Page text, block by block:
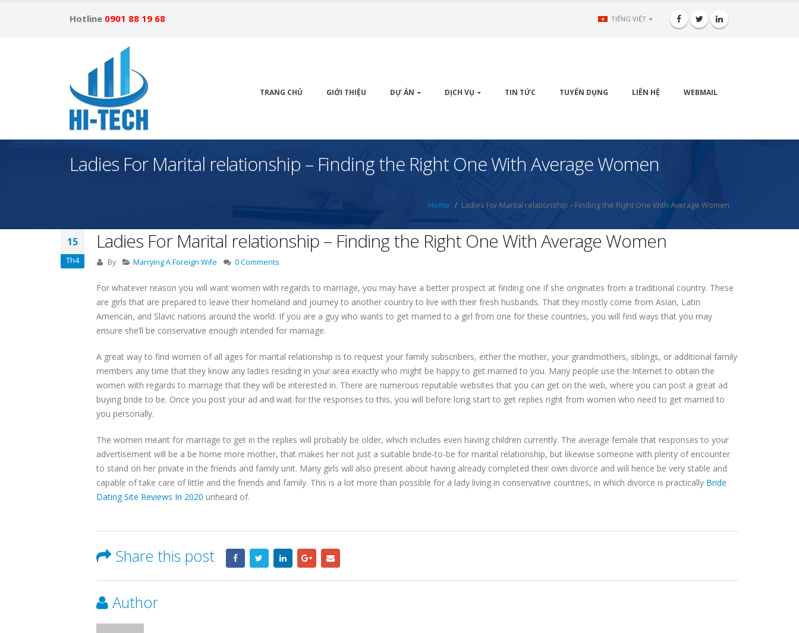
Hotline 0901 88 19 68 TIẾNG VIỆT
TRANG CHỦ GIỚI THIỆU DỰ ÁN DỊCH VỤ TIN TỨC TUYỂN DỤNG LIÊN HỆ WEBMAIL
Ladies For Marital relationship – Finding the Right One With Average Women
Home Ladies For Marital relationship – Finding the Right One With Average Women
15
Th4
Ladies For Marital relationship – Finding the Right One With Average Women
By Marrying A Foreign Wife 0 Comments
For whatever reason you will want women with regards to marriage, you may have a better prospect at finding one if she originates from a traditional country. These
are girls that are prepared to leave their homeland and journey to another country to live with their fresh husbands. That they mostly come from Asian, Latin
American, and Slavic nations around the world. If you are a guy who wants to get married to a girl from one for these countries, you will find ways that you may
ensure she’ll be conservative enough intended for marriage.
A great way to find women of all ages for marital relationship is to request your family subscribers, either the mother, your grandmothers, siblings, or additional family
members any time that they know any ladies residing in your area exactly who might be happy to get married to you. Many people use the Internet to obtain the
women with regards to marriage that they will be interested in. There are numerous reputable websites that you can get on the web, where you can post a great ad
buying bride to be. Once you post your ad and wait for the responses to this, you will before long start to get replies right from women who need to get married to
you personally.
The women meant for marriage to get in the replies will probably be older, which includes even having children currently. The average female that responses to your
advertisement will be a be home more mother, that makes her not just a suitable bride-to-be for marital relationship, but likewise someone with plenty of encounter
to stand on her private in the friends and family unit. Many girls will also present about having already completed their own divorce and will hence be very stable and
capable of take care of little and the friends and family. This is a lot more than possible for a lady living in conservative countries, in which divorce is practically Bride
Dating Site Reviews In 2020 unheard of.
Share this post
Author